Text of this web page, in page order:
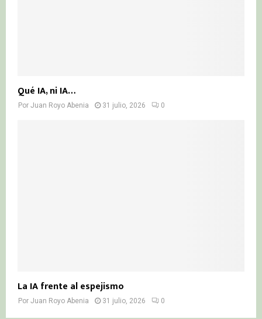
Qué IA, ni IA…
Por Juan Royo Abenia 31 julio, 2026 0
La IA frente al espejismo
Por Juan Royo Abenia 31 julio, 2026 0